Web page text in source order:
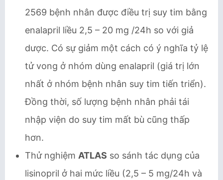
2569 bệnh nhân được điều trị suy tim bằng
enalapril liều 2,5 – 20 mg /24h so với giả
dược. Có sự giảm một cách có ý nghĩa tỷ lệ
tử vong ở nhóm dùng enalapril (giá trị lớn
nhất ở nhóm bệnh nhân suy tim tiến triển).
Đồng thời, số lượng bệnh nhân phải tái
nhập viện do suy tim mất bù cũng thấp
hơn.
Thử nghiệm ATLAS so sánh tác dụng của
lisinopril ở hai mức liều (2,5 – 5 mg/24h và